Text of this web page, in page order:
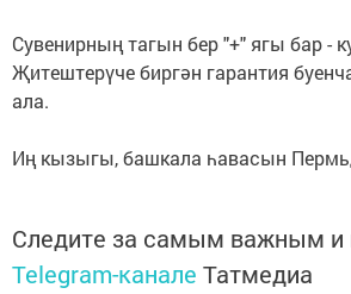
Сувенирның тагын бер "+" ягы бар -
Җитештерүче биргән гарантия
ала.
Иң кызыгы, башкала һавасын
Следите за самым важным и
Telegram-канале Татмедиа